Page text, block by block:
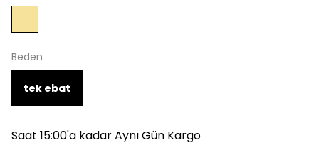
Beden
tek ebat
Saat 15:00'a kadar Aynı Gün Kargo